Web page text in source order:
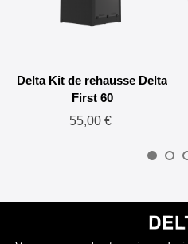
Delta Kit de rehausse Delta
First 60
55,00 €